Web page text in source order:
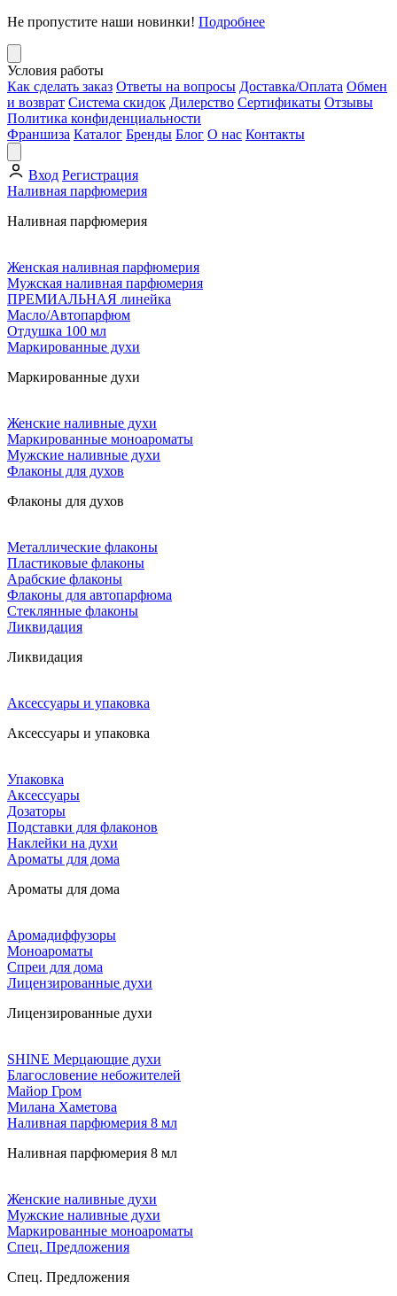
Не пропустите наши новинки! Подробнее
Условия работы
Как сделать заказ Ответы на вопросы Доставка/Оплата Обмен
и возврат Система скидок Дилерство Сертификаты Отзывы
Политика конфиденциальности
Франшиза Каталог Бренды Блог О нас Контакты
Вход Регистрация
Наливная парфюмерия
Наливная парфюмерия
Женская наливная парфюмерия
Мужская наливная парфюмерия
ПРЕМИАЛЬНАЯ линейка
Масло/Автопарфюм
Отдушка 100 мл
Маркированные духи
Маркированные духи
Женские наливные духи
Маркированные моноароматы
Мужские наливные духи
Флаконы для духов
Флаконы для духов
Металлические флаконы
Пластиковые флаконы
Арабские флаконы
Флаконы для автопарфюма
Стеклянные флаконы
Ликвидация
Ликвидация
Аксессуары и упаковка
Аксессуары и упаковка
Упаковка
Аксессуары
Дозаторы
Подставки для флаконов
Наклейки на духи
Ароматы для дома
Ароматы для дома
Аромадиффузоры
Моноароматы
Спреи для дома
Лицензированные духи
Лицензированные духи
SHINE Мерцающие духи
Благословение небожителей
Майор Гром
Милана Хаметова
Наливная парфюмерия 8 мл
Наливная парфюмерия 8 мл
Женские наливные духи
Мужские наливные духи
Маркированные моноароматы
Cпец. Предложения
Cпец. Предложения